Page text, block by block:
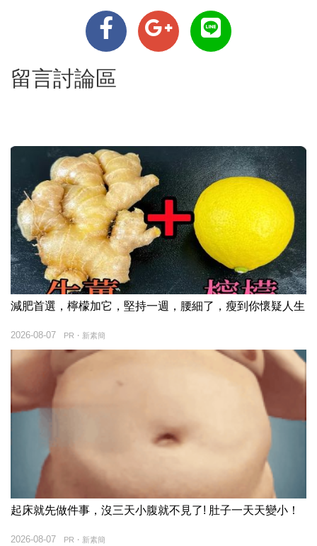
留言討論區
減肥首選，檸檬加它，堅持一週，腰細了，瘦到你懷疑人生
PR・新素簡
2026-08-07
起床就先做件事，沒三天小腹就不見了! 肚子一天天變小！
PR・新素簡
2026-08-07